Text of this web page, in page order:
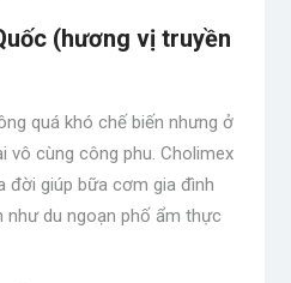
(hương vị truyền
quá khó chế biến nhưng ở
vô cùng công phu. Cholimex
đời giúp bữa cơm gia đình
như du ngoạn phố ẩm thực